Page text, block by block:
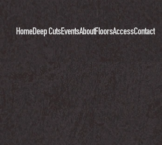
HomeDeep CutsEventsAboutFloorsAccessContact